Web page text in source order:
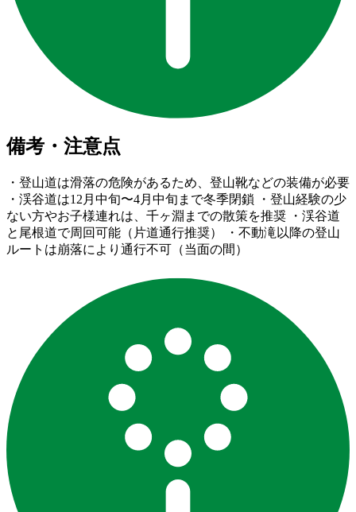
備考・注意点
・登山道は滑落の危険があるため、登山靴などの装備が必要
・渓谷道は12月中旬〜4月中旬まで冬季閉鎖 ・登山経験の少
ない方やお子様連れは、千ヶ淵までの散策を推奨 ・渓谷道
と尾根道で周回可能（片道通行推奨） ・不動滝以降の登山
ルートは崩落により通行不可（当面の間）